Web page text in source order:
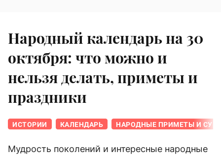
Народный календарь на 30
октября: что можно и
нельзя делать, приметы и
праздники
ИСТОРИИ КАЛЕНДАРЬ НАРОДНЫЕ ПРИМЕТЫ И
Мудрость поколений и интересные народные